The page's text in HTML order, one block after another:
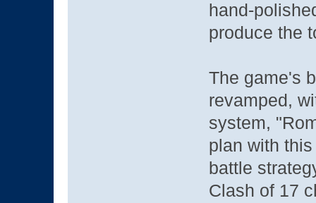
hand-
produce the
The game's
revamped,
system,
plan with
battle
Clash of 17